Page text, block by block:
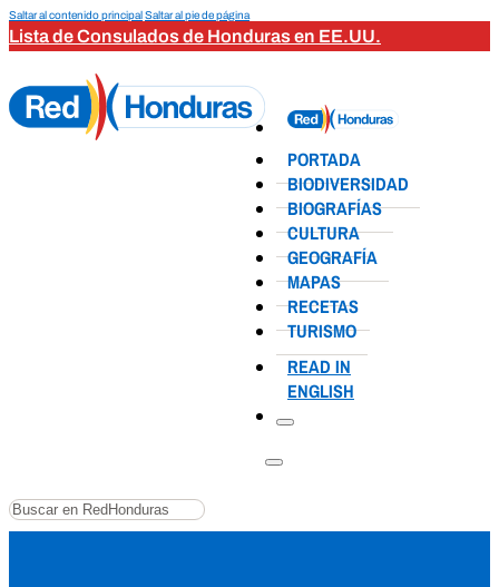
Saltar al contenido principalSaltar al pie de página
Lista de Consulados de Honduras en EE.UU.
PORTADA
BIODIVERSIDAD
BIOGRAFÍAS
CULTURA
GEOGRAFÍA
MAPAS
RECETAS
TURISMO
READ IN
ENGLISH
Buscar